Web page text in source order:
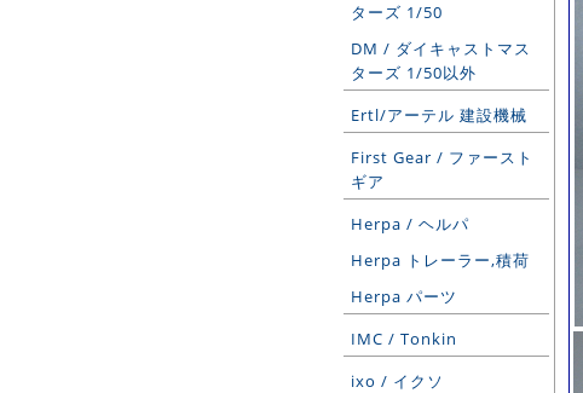
ターズ 1/50
DM / ダイキャストマス
ターズ 1/50以外
Ertl/アーテル 建設機械
First Gear / ファースト
ギア
Herpa / ヘルパ
Herpa トレーラー,積荷
Herpa パーツ
IMC / Tonkin
ixo / イクソ